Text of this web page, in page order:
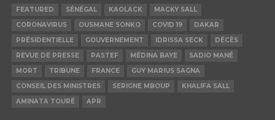
FEATURED SÉNÉGAL KAOLACK
MACKY SALL
CORONAVIRUS
OUSMANE SONKO COVID 19
DAKAR
PRÉSIDENTIELLE
GOUVERNEMENT IDRISSA SECK
DÉCÈS
REVUE DE PRESSE
PASTEF MÉDINA BAYE
SADIO MANÉ
MORT
TRIBUNE FRANCE
GUY MARIUS SAGNA
CONSEIL DES MINISTRES
SERIGNE MBOUP
KHALIFA SALL
AMINATA TOURÉ
APR